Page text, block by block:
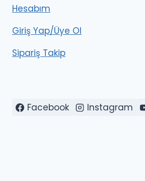
Hesabım
Giriş Yap/Üye Ol
Sipariş Takip
Facebook Instagram